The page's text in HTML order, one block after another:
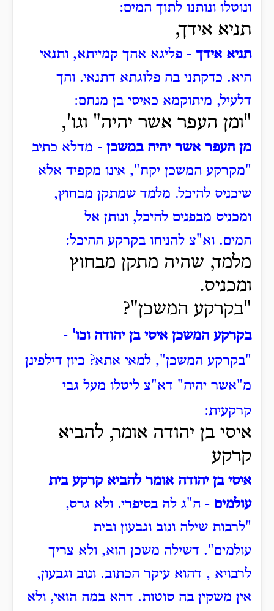
ונוטלו ונותנו לתוך המים:
תניא אידך,
תניא אידך - פליגא אהך קמייתא, ותנאי
היא. כדקתני בה פלוגתא דתנאי. והך
דלעיל, מיתוקמא כאיסי בן מנחם:
"ומן העפר אשר יהיה" וגו',
מן העפר אשר יהיה במשכן - מדלא כתיב
"מקרקע המשכן יקח", אינו מקפיד אלא
שיכניס להיכל. מלמד שמתקן מבחוץ,
ומכניס מבפנים להיכל, ונותן אל
המים. וא"צ להניחו בקרקע ההיכל:
מלמד, שהיה מתקן מבחוץ
ומכניס.
"בקרקע המשכן"?
בקרקע המשכן איסי בן יהודה וכו' -
"בקרקע המשכן", למאי אתא? כיון דילפינן
מ"אשר יהיה" דא"צ ליטלו מעל גבי
קרקעית:
איסי בן יהודה אומר, להביא
קרקע
איסי בן יהודה אומר להביא קרקע בית
עולמים - ה"ג לה בסיפרי. ולא גרס,
"לרבות שילה ונוב וגבעון ובית
עולמים". דשילה משכן הוא, ולא צריך
לרבויא , דהוא עיקר הכתוב. ונוב וגבעון,
אין משקין בה סוטות. דהא במה הואי, ולא